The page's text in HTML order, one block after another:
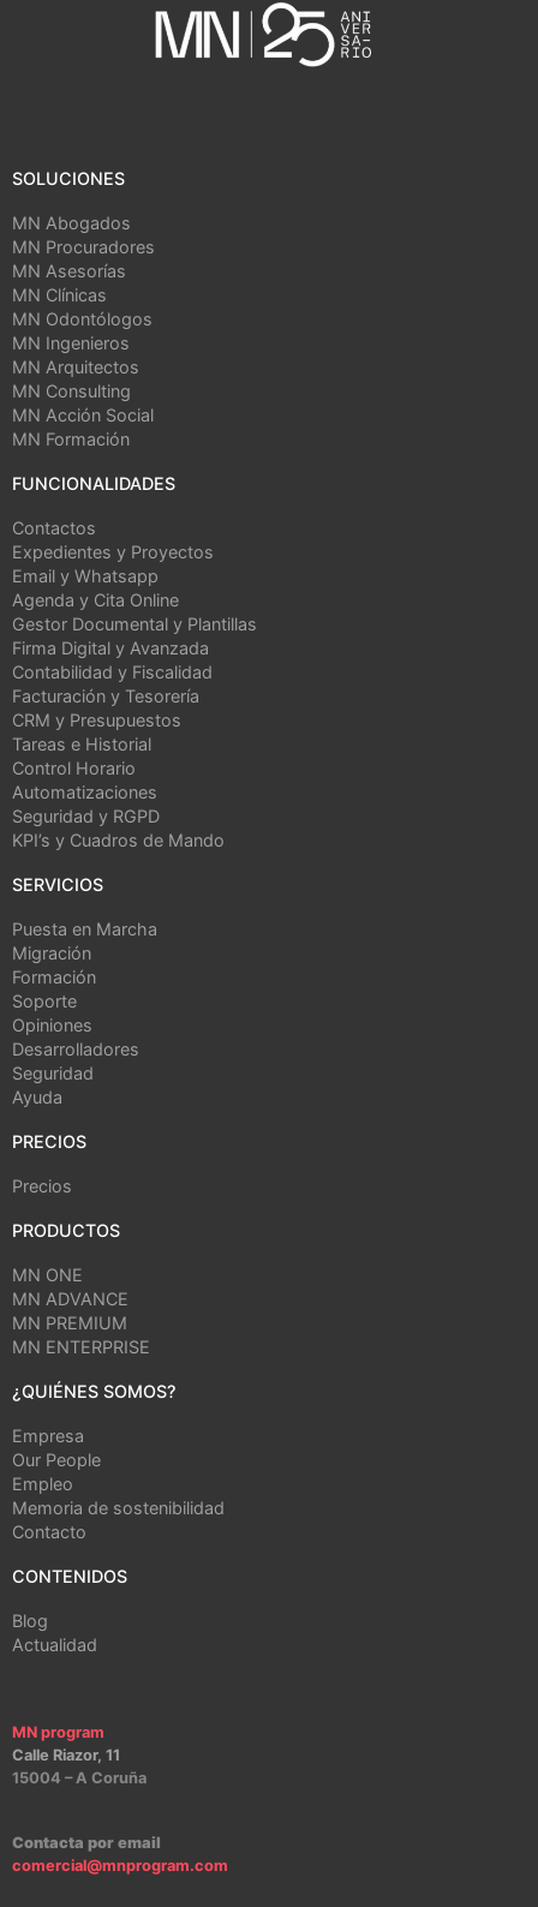
SOLUCIONES
MN Abogados
MN Procuradores
MN Asesorías
MN Clínicas
MN Odontólogos
MN Ingenieros
MN Arquitectos
MN Consulting
MN Acción Social
MN Formación
FUNCIONALIDADES
Contactos
Expedientes y Proyectos
Email y Whatsapp
Agenda y Cita Online
Gestor Documental y Plantillas
Firma Digital y Avanzada
Contabilidad y Fiscalidad
Facturación y Tesorería
CRM y Presupuestos
Tareas e Historial
Control Horario
Automatizaciones
Seguridad y RGPD
KPI’s y Cuadros de Mando
SERVICIOS
Puesta en Marcha
Migración
Formación
Soporte
Opiniones
Desarrolladores
Seguridad
Ayuda
PRECIOS
Precios
PRODUCTOS
MN ONE
MN ADVANCE
MN PREMIUM
MN ENTERPRISE
¿QUIÉNES SOMOS?
Empresa
Our People
Empleo
Memoria de sostenibilidad
Contacto
CONTENIDOS
Blog
Actualidad
MN program
Calle Riazor, 11
15004 – A Coruña
Contacta por email
comercial@mnprogram.com